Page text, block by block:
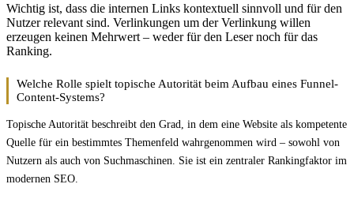
Wichtig ist, dass die internen Links kontextuell sinnvoll und für den
Nutzer relevant sind. Verlinkungen um der Verlinkung willen
erzeugen keinen Mehrwert – weder für den Leser noch für das
Ranking.
Welche Rolle spielt topische Autorität beim Aufbau eines Funnel-
Content-Systems?
Topische Autorität beschreibt den Grad, in dem eine Website als kompetente
Quelle für ein bestimmtes Themenfeld wahrgenommen wird – sowohl von
Nutzern als auch von Suchmaschinen. Sie ist ein zentraler Rankingfaktor im
modernen SEO.